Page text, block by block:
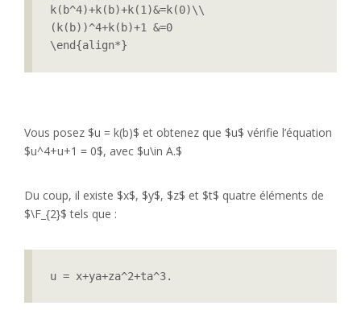
k(b^4)+k(b)+k(1)&=k(0)\\
(k(b))^4+k(b)+1 &=0
\end{align*}
Vous posez $u = k(b)$ et obtenez que $u$ vérifie l’équation
$u^4+u+1 = 0$, avec $u\in A.$
Du coup, il existe $x$, $y$, $z$ et $t$ quatre éléments de
$\F_{2}$ tels que :
u = x+ya+za^2+ta^3.